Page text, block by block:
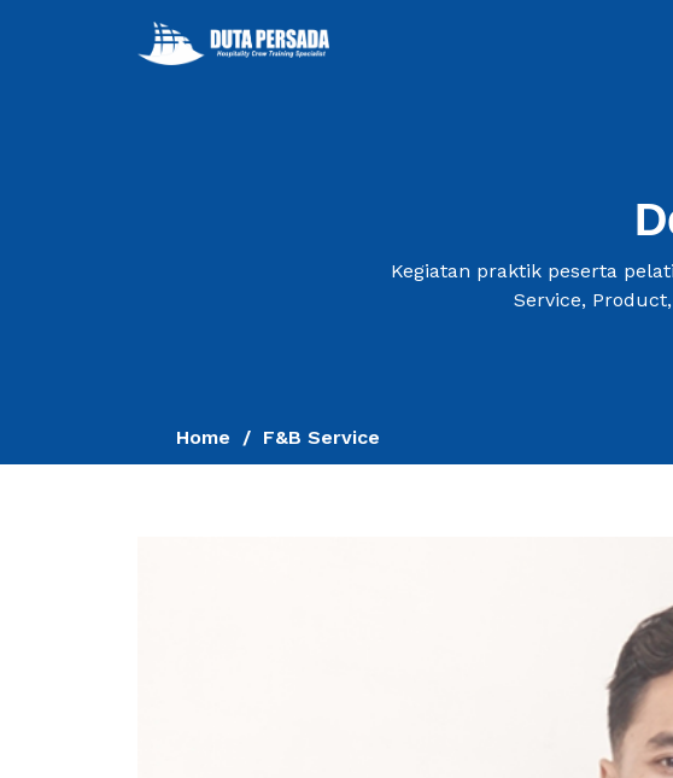
Kegiatan praktik peserta
Service,
Home F&B Service